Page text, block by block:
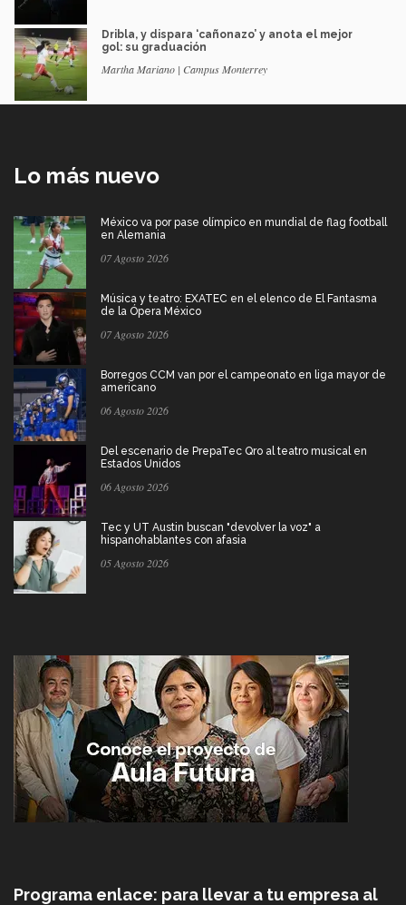
Dribla, y dispara ‘cañonazo’ y anota el mejor
gol: su graduación
Martha Mariano | Campus Monterrey
Lo más nuevo
México va por pase olímpico en mundial de flag football
en Alemania
07 Agosto 2026
Música y teatro: EXATEC en el elenco de El Fantasma
de la Ópera México
07 Agosto 2026
Borregos CCM van por el campeonato en liga mayor de
americano
06 Agosto 2026
Del escenario de PrepaTec Qro al teatro musical en
Estados Unidos
06 Agosto 2026
Tec y UT Austin buscan "devolver la voz" a
hispanohablantes con afasia
05 Agosto 2026
Programa enlace: para llevar a tu empresa al